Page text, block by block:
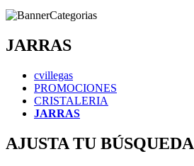
JARRAS
cvillegas
PROMOCIONES
CRISTALERIA
JARRAS
AJUSTA TU BÚSQUEDA